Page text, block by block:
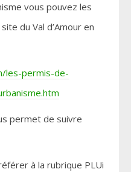
vous pouvez les
du Val d’Amour en
les-permis-de-
permet de suivre
à la rubrique PLUi